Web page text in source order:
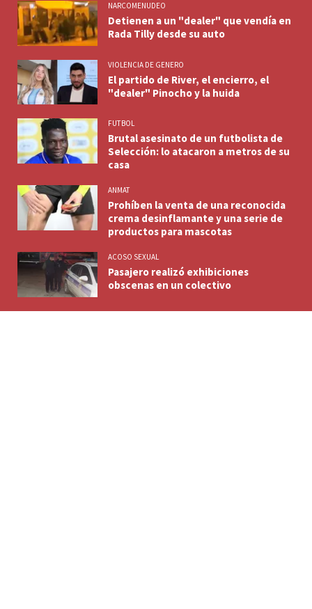
NARCOMENUDEO
Detienen a un "dealer" que vendía en
Rada Tilly desde su auto
VIOLENCIA DE GENERO
El partido de River, el encierro, el
"dealer" Pinocho y la huida
FUTBOL
Brutal asesinato de un futbolista de
Selección: lo atacaron a metros de su
casa
ANMAT
Prohíben la venta de una reconocida
crema desinflamante y una serie de
productos para mascotas
ACOSO SEXUAL
Pasajero realizó exhibiciones
obscenas en un colectivo